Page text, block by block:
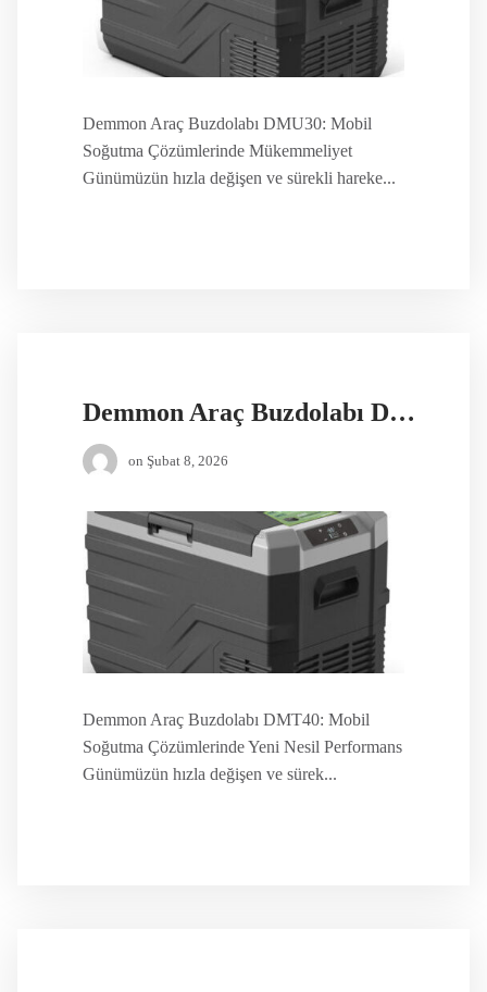
Demmon Araç Buzdolabı DMU30: Mobil
Soğutma Çözümlerinde Mükemmeliyet
Günümüzün hızla değişen ve sürekli hareke...
Demmon Araç Buzdolabı DMT40
on Şubat 8, 2026
Demmon Araç Buzdolabı DMT40: Mobil
Soğutma Çözümlerinde Yeni Nesil Performans
Günümüzün hızla değişen ve sürek...